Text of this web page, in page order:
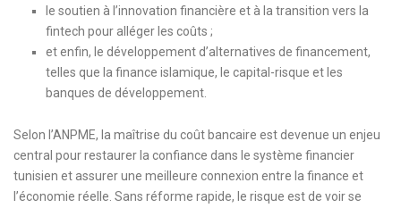
le soutien à l’innovation financière et à la transition vers la
fintech pour alléger les coûts ;
et enfin, le développement d’alternatives de financement,
telles que la finance islamique, le capital-risque et les
banques de développement.
Selon l’ANPME, la maîtrise du coût bancaire est devenue un enjeu
central pour restaurer la confiance dans le système financier
tunisien et assurer une meilleure connexion entre la finance et
l’économie réelle. Sans réforme rapide, le risque est de voir se